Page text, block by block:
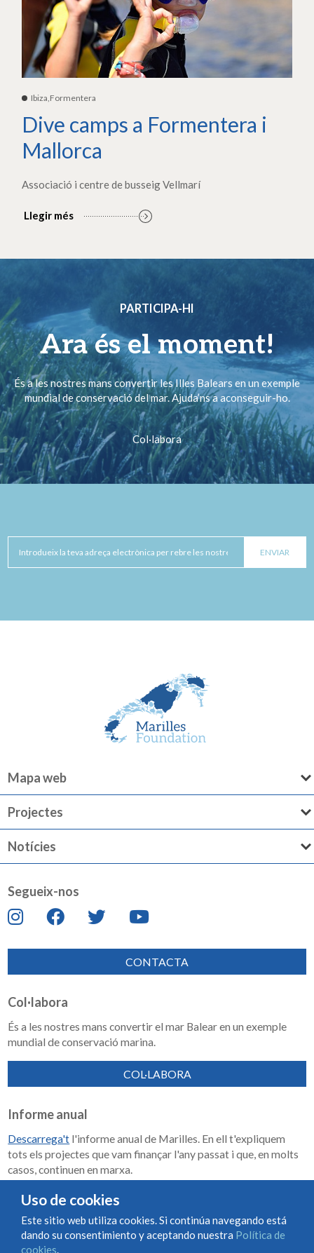
Ibiza,Formentera
Dive camps a Formentera i
Mallorca
Associació i centre de busseig Vellmarí
Llegir més
PARTICIPA-HI
Ara és el moment!
És a les nostres mans convertir les Illes Balears en un exemple
mundial de conservació del mar. Ajuda’ns a aconseguir-ho.
Col·labora
Mapa web
Projectes
Notícies
Segueix-nos
CONTACTA
Col·labora
És a les nostres mans convertir el mar Balear en un exemple
mundial de conservació marina.
COL·LABORA
Informe anual
Descarrega't l'informe anual de Marilles. En ell t'expliquem
tots els projectes que vam finançar l'any passat i que, en molts
casos, continuen en marxa.
Memoria de impacto 2018-2023
Condiciones de uso y contratación
Uso de cookies
Este sitio web utiliza cookies. Si continúa navegando está
dando su consentimiento y aceptando nuestra Política de
cookies.